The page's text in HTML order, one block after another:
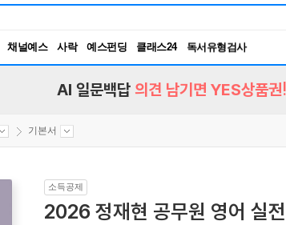
채널예스 사락 예스펀딩 클래스24
독서유형검사
RBTI Lab
AI 일문백답 의견 남기면 YES상품권!
기본서
소득공제
2026 정재현 공무원 영어 실